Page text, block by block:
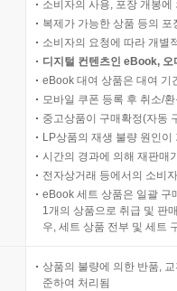
소비자의 사용, 포장 개봉
복제가 가능한 상품 등의
소비자의 요청에 따라 개별
디지털 컨텐츠인 eBook,
eBook 대여 상품은 대여 기
모바일 쿠폰 등록 후 취소/
중고상품이 구매확정(자동
LP상품의 재생 불량 원인
시간의 경과에 의해 재판매
전자상거래 등에서의 소비
eBook 세트 상품은 일괄 구
1개의 상품으로 취급 및 판
우, 세트 상품 전부 및 세트
상품의 불량에 의한 반품,
준하여 처리됨